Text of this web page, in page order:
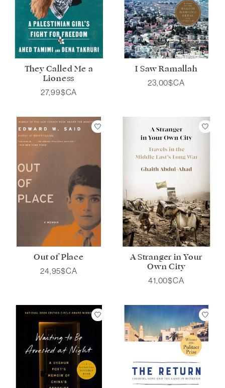
They Called Me a
Lioness
27,99$CA
I Saw Ramallah
23,00$CA
Out of Place
24,95$CA
A Stranger in Your
Own City
41,00$CA